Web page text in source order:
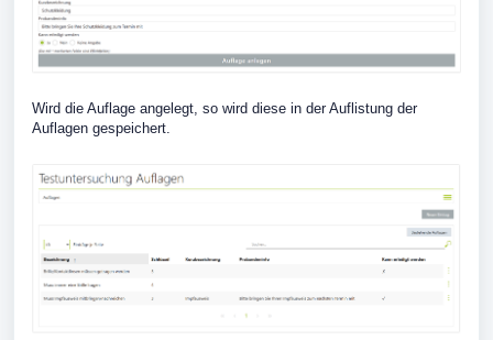
Wird die Auflage angelegt, so wird diese in der Auflistung der
Auflagen gespeichert.